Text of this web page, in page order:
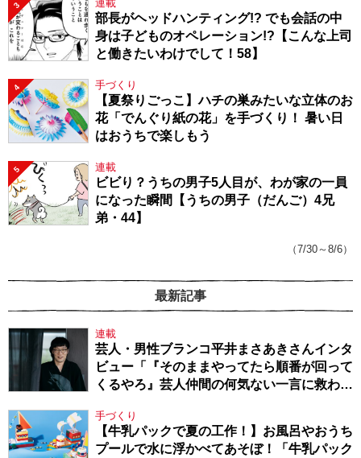
3 連載
部長がヘッドハンティング!? でも会話の中
身は子どものオペレーション!?【こんな上司
と働きたいわけでして！58】
4 手づくり
【夏祭りごっこ】ハチの巣みたいな立体のお
花「でんぐり紙の花」を手づくり！ 暑い日
はおうちで楽しもう
5 連載
ビビり？うちの男子5人目が、わが家の一員
になった瞬間【うちの男子（だんご）4兄
弟・44】
（7/30～8/6）
最新記事
連載
芸人・男性ブランコ平井まさあきさんインタ
ビュー「『そのままやってたら順番が回って
くるやろ』芸人仲間の何気ない一言に救われ
手づくり
【牛乳パックで夏の工作！】お風呂やおうち
プールで水に浮かべてあそぼ！「牛乳パック